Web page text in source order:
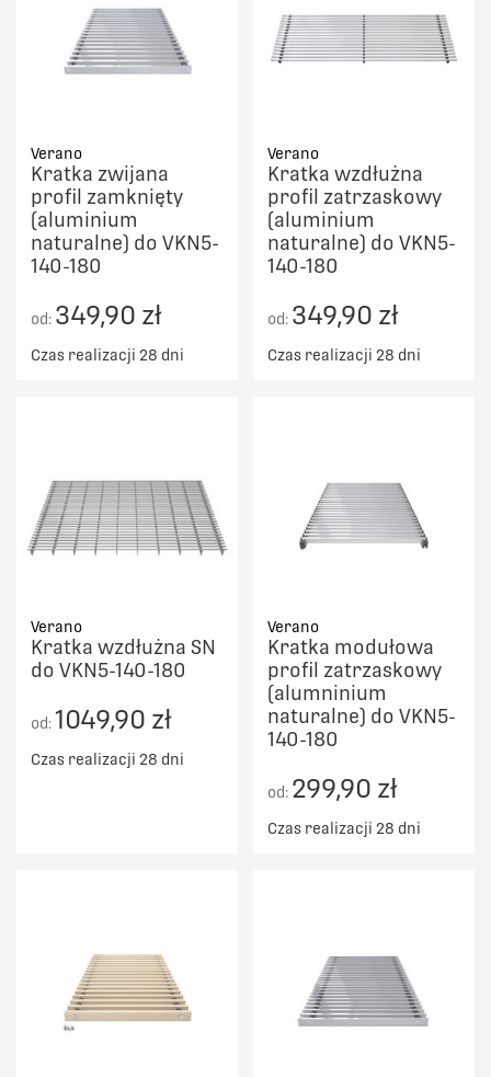
Verano
Kratka zwijana
profil zamknięty
(aluminium
naturalne) do VKN5-
140-180
od: 349,90 zł
Czas realizacji 28 dni
Verano
Kratka wzdłużna
profil zatrzaskowy
(aluminium
naturalne) do VKN5-
140-180
od: 349,90 zł
Czas realizacji 28 dni
Verano
Kratka wzdłużna SN
do VKN5-140-180
od:1049,90 zł
Czas realizacji 28 dni
Verano
Kratka modułowa
profil zatrzaskowy
(alumninium
naturalne) do VKN5-
140-180
od: 299,90 zł
Czas realizacji 28 dni